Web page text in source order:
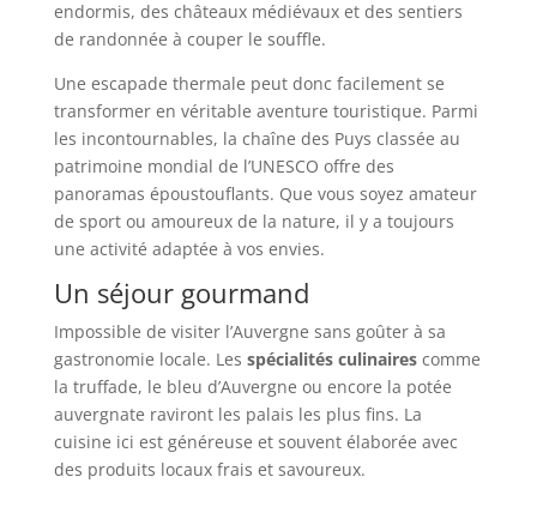
endormis, des châteaux médiévaux et des sentiers
de randonnée à couper le souffle.
Une escapade thermale peut donc facilement se
transformer en véritable aventure touristique. Parmi
les incontournables, la chaîne des Puys classée au
patrimoine mondial de l’UNESCO offre des
panoramas époustouflants. Que vous soyez amateur
de sport ou amoureux de la nature, il y a toujours
une activité adaptée à vos envies.
Un séjour gourmand
Impossible de visiter l’Auvergne sans goûter à sa
gastronomie locale. Les spécialités culinairescomme
la truffade, le bleu d’Auvergne ou encore la potée
auvergnate raviront les palais les plus fins. La
cuisine ici est généreuse et souvent élaborée avec
des produits locaux frais et savoureux.